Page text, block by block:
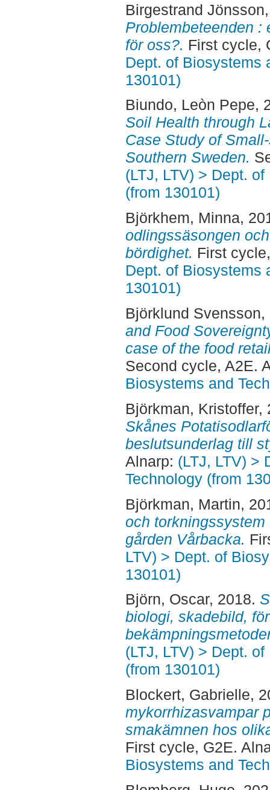
Birgestrand
Problembeteenden :
för oss?. First cycle,
Dept. of Biosystems
130101)
Biundo, Leòn Pepe,
Soil Health through
Case Study of
Southern Sweden.
(LTJ, LTV) > Dept.
(from 130101)
Björkhem, Minna,
odlingssäsongen
bördighet. First
Dept. of Biosystems
130101)
Björklund Svensson,
and Food
case of the food
Second cycle, A2E.
Biosystems and
Björkman, Kristoffer,
Skånes
beslutsunderlag till
Alnarp: (LTJ, LTV) >
Technology (from
Björkman, Martin,
och
gården Vårbacka.
LTV) > Dept. of
130101)
Björn, Oscar, 2018.
biologi, skadebild,
(LTJ, LTV) > Dept.
(from 130101)
Blockert, Gabrielle,
mykorrhizasvampar
smakämnen hos
First cycle, G2E.
Biosystems and